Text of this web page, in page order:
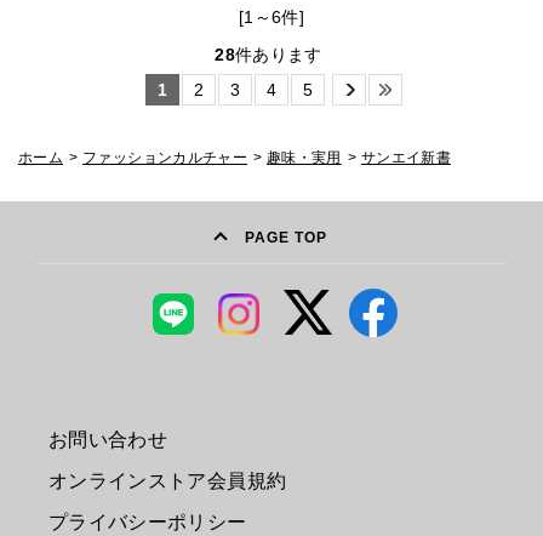
[1～6件]
28件あります
1
2 3 4 5
ホーム > ファッションカルチャー > 趣味・実用 > サンエイ新書
PAGE TOP
お問い合わせ
オンラインストア会員規約
プライバシーポリシー